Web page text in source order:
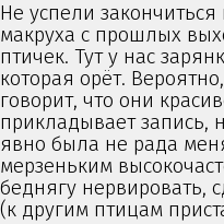
Не успели
макруха с прошлых
птичек. Тут у нас
которая орёт.
говорит, что они
прикладывает запись,
явно была не рада
мерзеньким
беднягу нервировать,
(к другим птицам